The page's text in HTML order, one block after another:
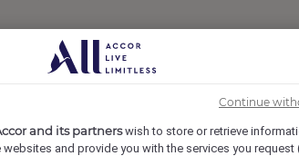
- Sports &
de Cernay
and its partnerswish to store or retrieve
websites and provide you with the services you request
Continue